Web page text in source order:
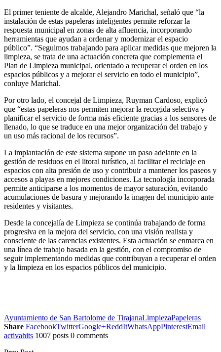
El primer teniente de alcalde, Alejandro Marichal, señaló que “la
instalación de estas papeleras inteligentes permite reforzar la
respuesta municipal en zonas de alta afluencia, incorporando
herramientas que ayudan a ordenar y modernizar el espacio
público”. “Seguimos trabajando para aplicar medidas que mejoren la
limpieza, se trata de una actuación concreta que complementa el
Plan de Limpieza municipal, orientado a recuperar el orden en los
espacios públicos y a mejorar el servicio en todo el municipio”,
conluye Marichal.
Por otro lado, el concejal de Limpieza, Ruyman Cardoso, explicó
que “estas papeleras nos permiten mejorar la recogida selectiva y
planificar el servicio de forma más eficiente gracias a los sensores de
llenado, lo que se traduce en una mejor organización del trabajo y
un uso más racional de los recursos”.
La implantación de este sistema supone un paso adelante en la
gestión de residuos en el litoral turístico, al facilitar el reciclaje en
espacios con alta presión de uso y contribuir a mantener los paseos y
accesos a playas en mejores condiciones. La tecnología incorporada
permite anticiparse a los momentos de mayor saturación, evitando
acumulaciones de basura y mejorando la imagen del municipio ante
residentes y visitantes.
Desde la concejalía de Limpieza se continúa trabajando de forma
progresiva en la mejora del servicio, con una visión realista y
consciente de las carencias existentes. Esta actuación se enmarca en
una línea de trabajo basada en la gestión, con el compromiso de
seguir implementando medidas que contribuyan a recuperar el orden
y la limpieza en los espacios públicos del municipio.
Ayuntamiento de San Bartolome de TirajanaLimpiezaPapeleras
Share FacebookTwitterGoogle+ReddItWhatsAppPinterestEmail
activahits 1007 posts 0 comments